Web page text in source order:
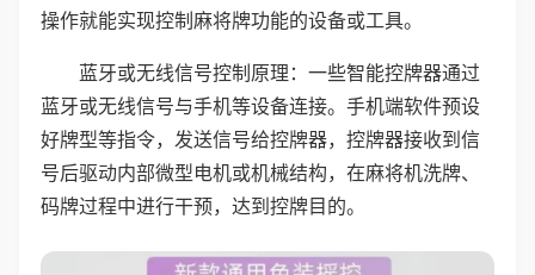
操作就能实现控制麻将牌功能的设备或工具。
蓝牙或无线信号控制原理：一些智能控牌器通过
蓝牙或无线信号与手机等设备连接。手机端软件预设
好牌型等指令，发送信号给控牌器，控牌器接收到信
号后驱动内部微型电机或机械结构，在麻将机洗牌、
码牌过程中进行干预，达到控牌目的。